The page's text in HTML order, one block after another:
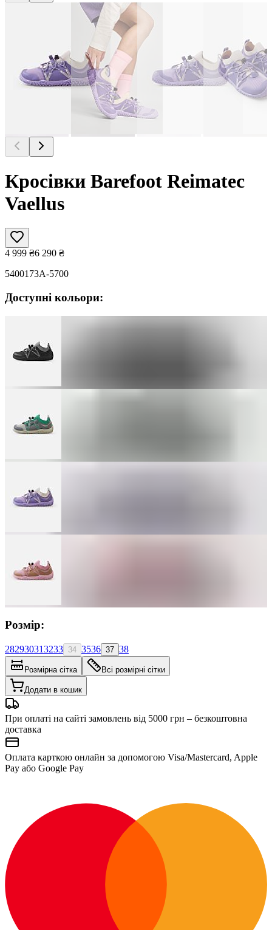
Кросівки Barefoot Reimatec
Vaellus
4 999 ₴6 290 ₴
5400173A-5700
Доступні кольори:
Розмір:
282930313233 34 3536 37 38
Розмірна сітка Всі розмірні сітки
Додати в кошик
При оплаті на сайті замовлень від 5000 грн – безкоштовна
доставка
Оплата карткою онлайн за допомогою Visa/Mastercard, Apple
Pay або Google Pay